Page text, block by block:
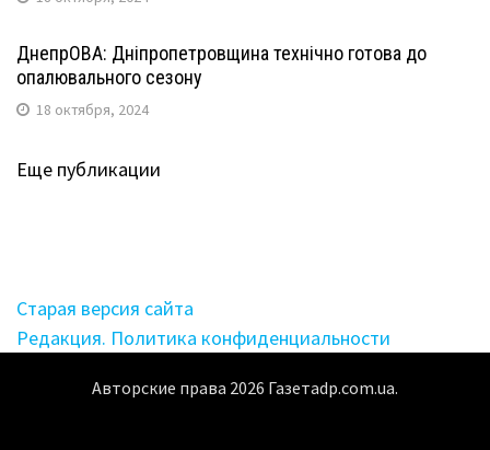
ДнепрОВА: Дніпропетровщина технічно готова до
опалювального сезону
18 октября, 2024
Еще публикации
Старая версия сайта
Редакция. Политика конфиденциальности
Авторские права 2026 Газетаdp.com.ua.